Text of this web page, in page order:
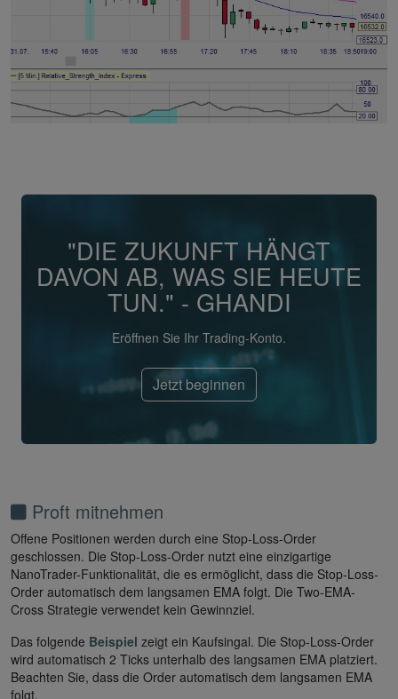
"DIE ZUKUNFT HÄNGT
DAVON AB, WAS SIE HEUTE
TUN." - GHANDI
Eröffnen Sie Ihr Trading-Konto.
Jetzt beginnen
Proft mitnehmen
Offene Positionen werden durch eine Stop-Loss-Order
geschlossen. Die Stop-Loss-Order nutzt eine einzigartige
NanoTrader-Funktionalität, die es ermöglicht, dass die Stop-Loss-
Order automatisch dem langsamen EMA folgt. Die Two-EMA-
Cross Strategie verwendet kein Gewinnziel.
Das folgende Beispiel zeigt ein Kaufsingal. Die Stop-Loss-Order
wird automatisch 2 Ticks unterhalb des langsamen EMA platziert.
Beachten Sie, dass die Order automatisch dem langsamen EMA
folgt.